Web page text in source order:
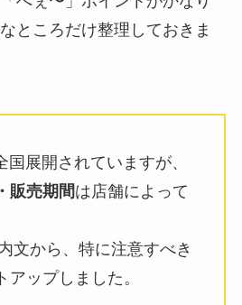
ところだけ整理しておきま
展開されていますが、
販売期間は店舗によって
文から、特に注意すべき
ップしました。